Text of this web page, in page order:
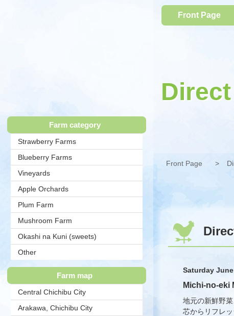
Front Page
Front Page
Saturday
Michi-no-eki
地元の新鮮野
芯からリフレッ
Chichibu
Tourism,
Agriculture
and
Forestry
Association
Farm category
Strawberry Farms
Blueberry Farms
Vineyards
Apple Orchards
Plum Farm
Mushroom Farm
Okashi na Kuni (sweets)
Other
Farm map
Central Chichibu City
Arakawa, Chichibu City